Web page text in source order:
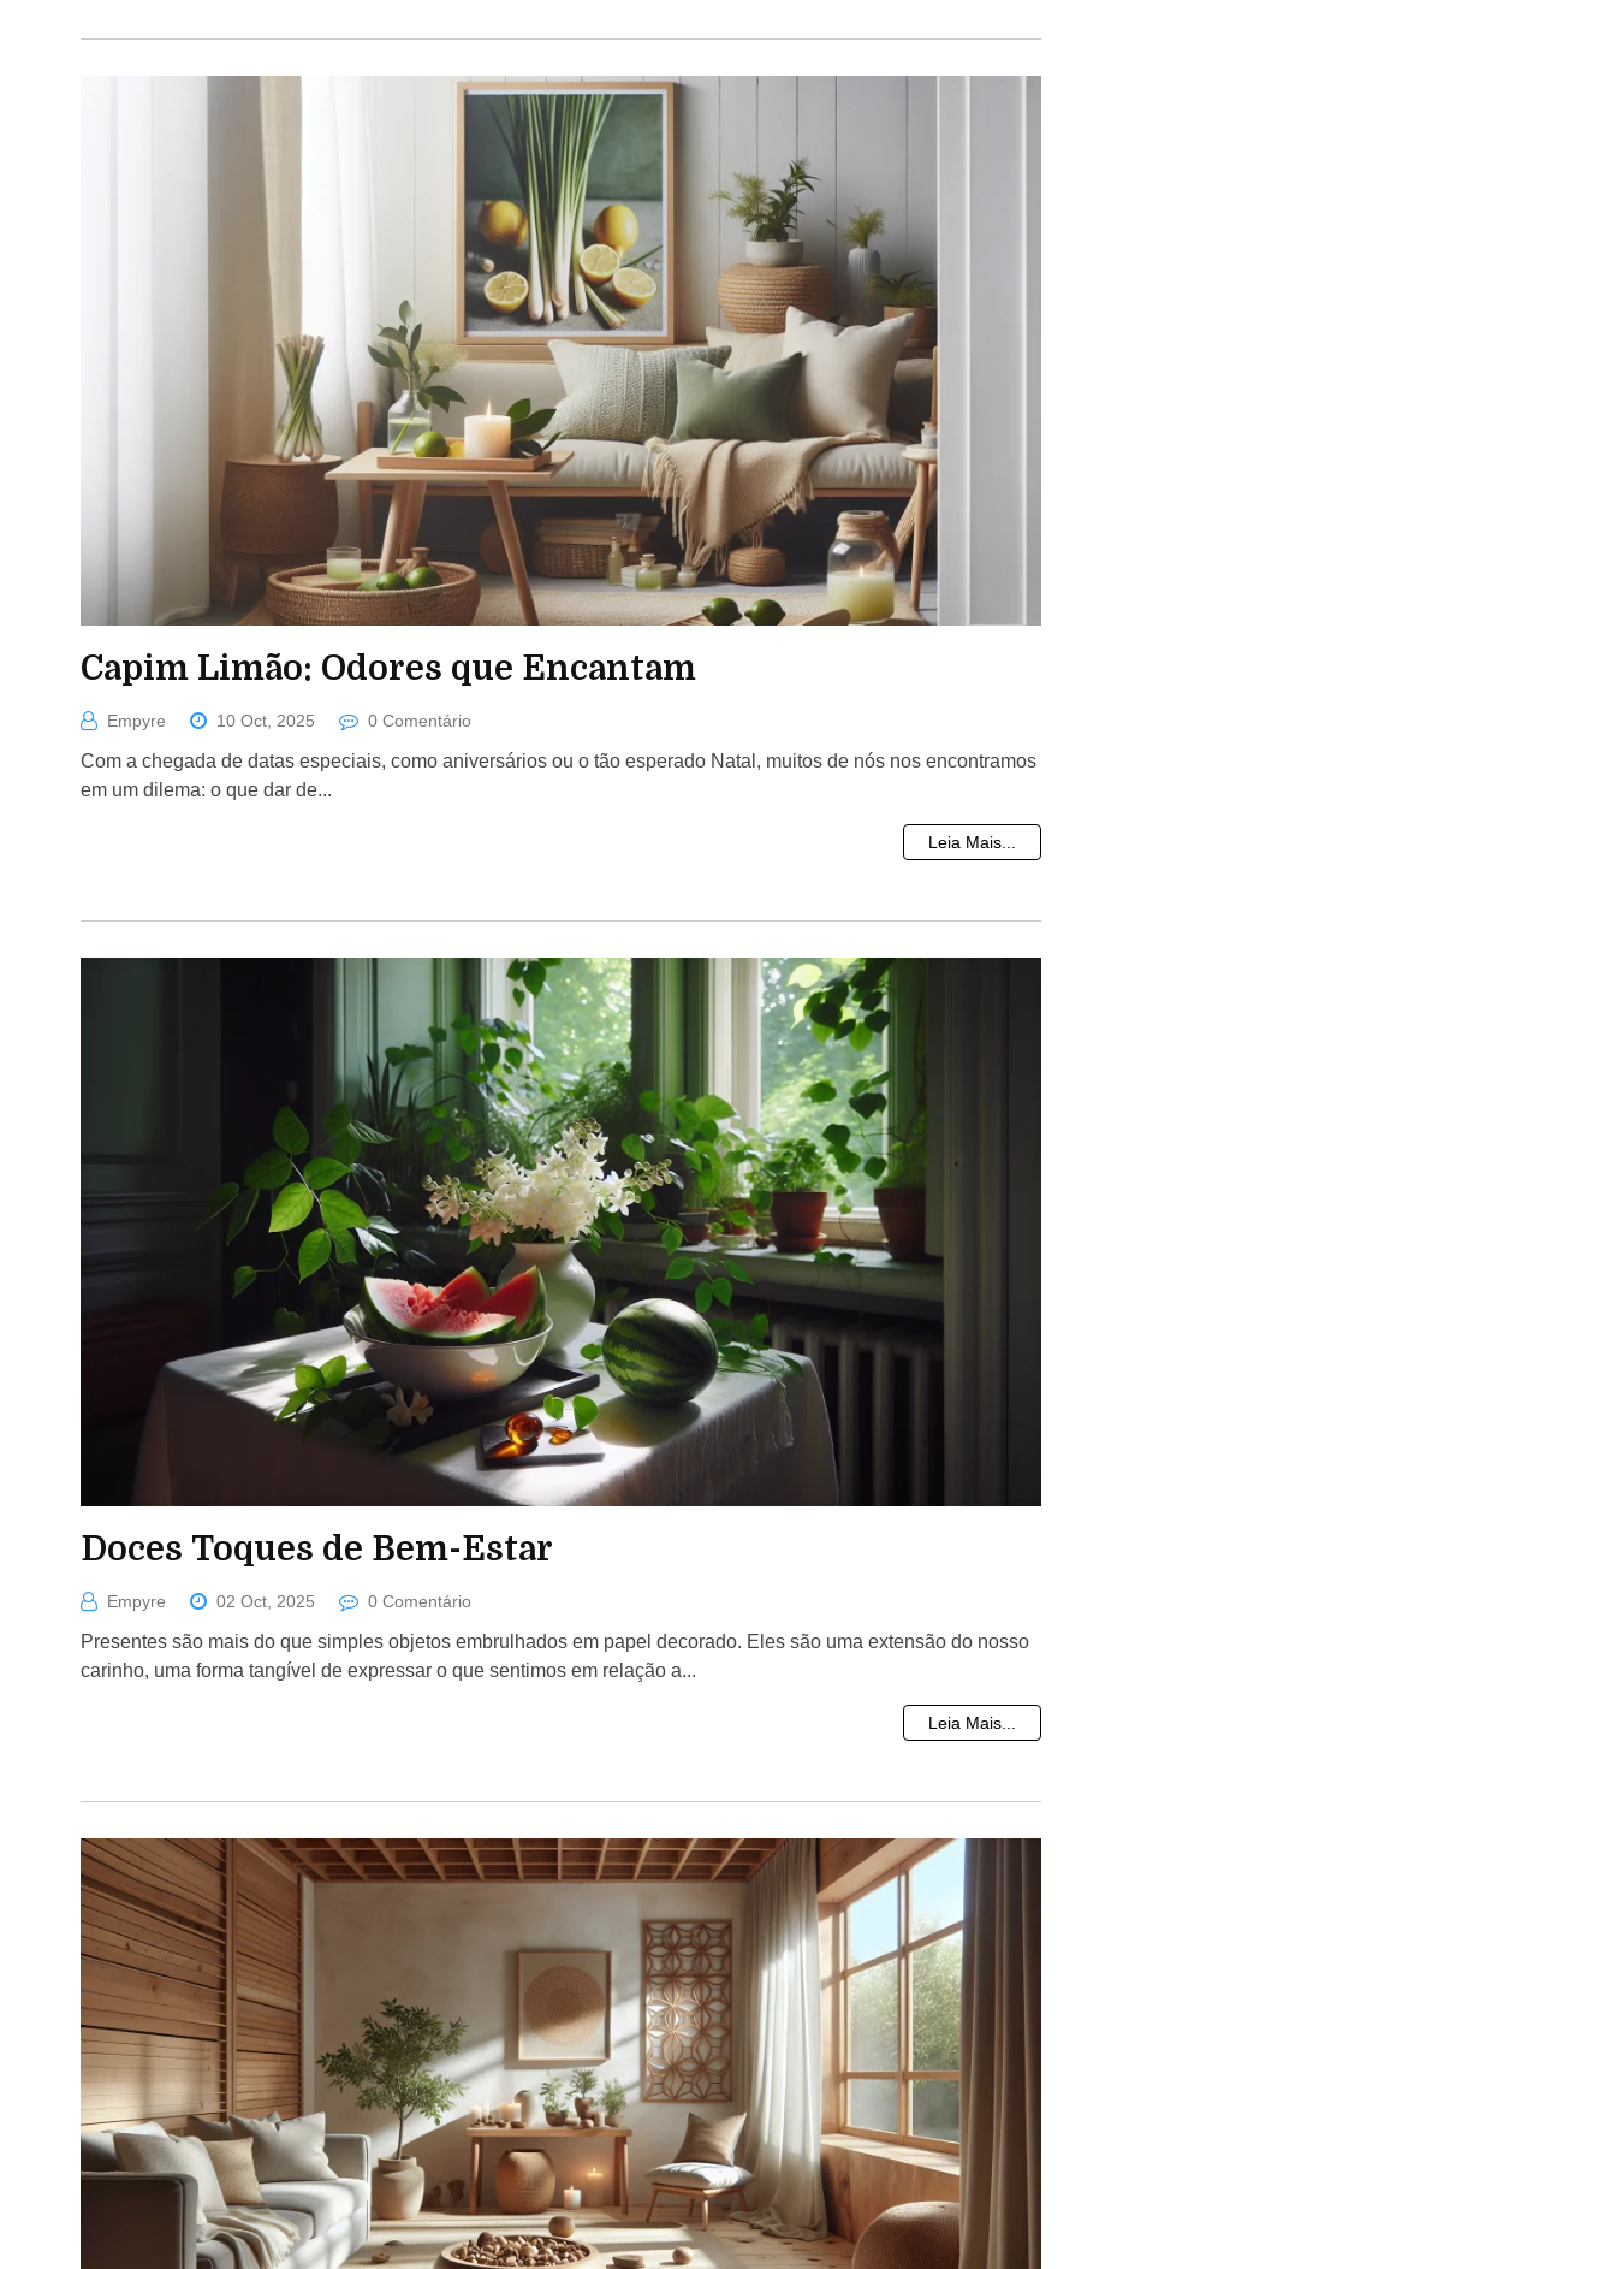
Capim Limão: Odores que Encantam
Empyre 10 Oct, 2025 0 Comentário
Com a chegada de datas especiais, como aniversários ou o tão esperado Natal, muitos de nós nos encontramos
em um dilema: o que dar de...
Leia Mais...
Doces Toques de Bem-Estar
Empyre 02 Oct, 2025 0 Comentário
Presentes são mais do que simples objetos embrulhados em papel decorado. Eles são uma extensão do nosso
carinho, uma forma tangível de expressar o que sentimos em relação a...
Leia Mais...